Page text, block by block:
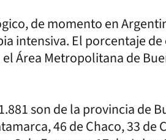
de momento en
intensiva. El porcentaje
Área Metropolitana de
son de la provincia de
46 de Chaco, 33 de